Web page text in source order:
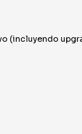
(incluyendo